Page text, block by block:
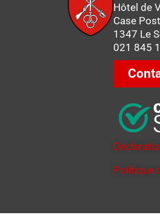
Hôtel de
Case
1347 Le
021 845
Politique